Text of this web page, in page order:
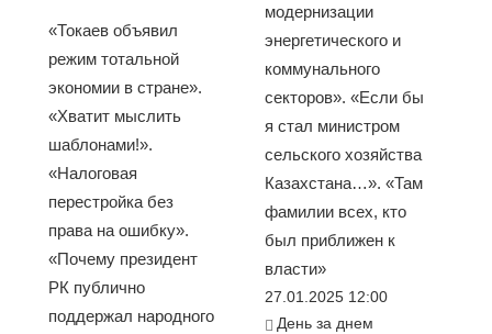
«Токаев объявил
режим тотальной
экономии в стране».
«Хватит мыслить
шаблонами!».
«Налоговая
перестройка без
права на ошибку».
«Почему президент
РК публично
поддержал народного
модернизации
энергетического и
коммунального
секторов». «Если бы
я стал министром
сельского хозяйства
Казахстана…». «Там
фамилии всех, кто
был приближен к
власти»
27.01.2025 12:00
День за днем